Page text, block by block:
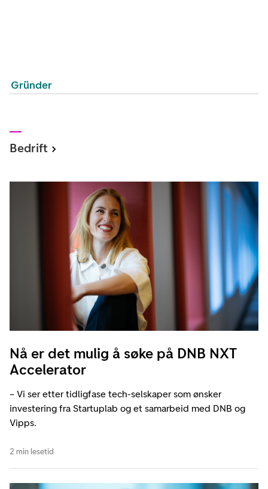
Gründer
Bedrift
Nå er det mulig å søke på DNB NXT
Accelerator
– Vi ser etter tidligfase tech-selskaper som ønsker
investering fra Startuplab og et samarbeid med DNB og
Vipps.
2 min lesetid